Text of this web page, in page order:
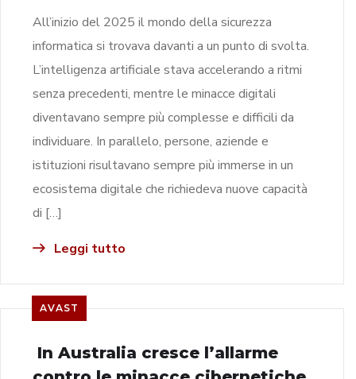
All’inizio del 2025 il mondo della sicurezza
informatica si trovava davanti a un punto di svolta.
L’intelligenza artificiale stava accelerando a ritmi
senza precedenti, mentre le minacce digitali
diventavano sempre più complesse e difficili da
individuare. In parallelo, persone, aziende e
istituzioni risultavano sempre più immerse in un
ecosistema digitale che richiedeva nuove capacità
di […]
Leggi tutto
AVAST
In Australia cresce l’allarme